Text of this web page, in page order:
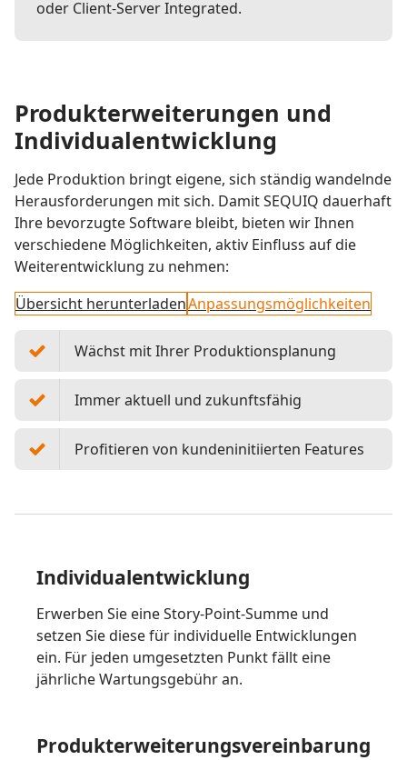
oder Client-Server Integrated.
Produkterweiterungen und
Individualentwicklung
Jede Produktion bringt eigene, sich ständig wandelnde
Herausforderungen mit sich. Damit SEQUIQ dauerhaft
Ihre bevorzugte Software bleibt, bieten wir Ihnen
verschiedene Möglichkeiten, aktiv Einfluss auf die
Weiterentwicklung zu nehmen:
Übersicht herunterladenAnpassungsmöglichkeiten
Wächst mit Ihrer Produktionsplanung
Immer aktuell und zukunftsfähig
Profitieren von kundeninitiierten Features
Individualentwicklung
Erwerben Sie eine Story-Point-Summe und
setzen Sie diese für individuelle Entwicklungen
ein. Für jeden umgesetzten Punkt fällt eine
jährliche Wartungsgebühr an.
Produkterweiterungsvereinbarung